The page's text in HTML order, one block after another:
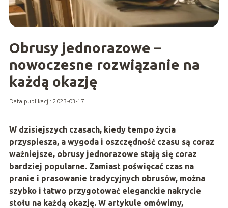
Obrusy jednorazowe –
nowoczesne rozwiązanie na
każdą okazję
Data publikacji: 2023-03-17
W dzisiejszych czasach, kiedy tempo życia
przyspiesza, a wygoda i oszczędność czasu są coraz
ważniejsze, obrusy jednorazowe stają się coraz
bardziej popularne. Zamiast poświęcać czas na
pranie i prasowanie tradycyjnych obrusów, można
szybko i łatwo przygotować eleganckie nakrycie
stołu na każdą okazję. W artykule omówimy,